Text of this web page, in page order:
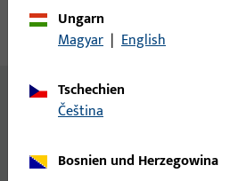
Technische Daten
Zusatzinformationen
Allgemeine Informationen
Ungarn
Magyar | English
Tschechien
čeština
Bosnien und Herzegowina